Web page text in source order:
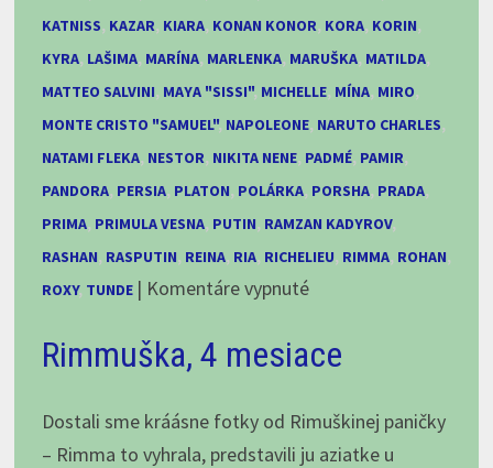
KATNISS, KAZAR, KIARA, KONAN KONOR, KORA, KORIN,
KYRA, LAŠIMA, MARÍNA, MARLENKA, MARUŠKA, MATILDA,
MATTEO SALVINI, MAYA "SISSI", MICHELLE, MÍNA, MIRO,
MONTE CRISTO "SAMUEL", NAPOLEONE, NARUTO CHARLES,
NATAMI FLEKA, NESTOR, NIKITA NENE, PADMÉ, PAMIR,
PANDORA, PERSIA, PLATON, POLÁRKA, PORSHA, PRADA,
PRIMA, PRIMULA VESNA, PUTIN, RAMZAN KADYROV,
RASHAN, RASPUTIN, REINA, RIA, RICHELIEU, RIMMA, ROHAN,
ROXY, TUNDE | Komentáre vypnuténa
dva,
FIGHT!
alebo
Rimmuška, 4 mesiace
Dostali sme kráásne fotky od Rimuškinej paničky
– Rimma to vyhrala, predstavili ju aziatke u